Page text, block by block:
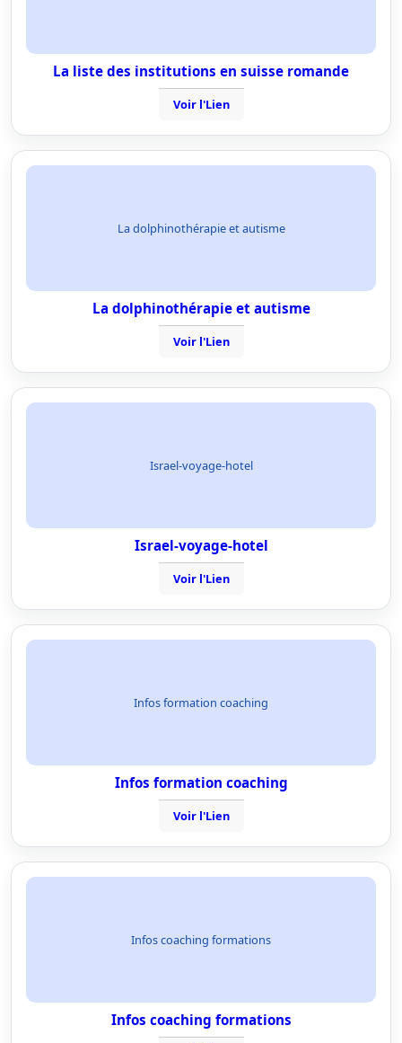
La liste des institutions en suisse romande
Voir l'Lien
La dolphinothérapie et autisme
La dolphinothérapie et autisme
Voir l'Lien
Israel-voyage-hotel
Israel-voyage-hotel
Voir l'Lien
Infos formation coaching
Infos formation coaching
Voir l'Lien
Infos coaching formations
Infos coaching formations